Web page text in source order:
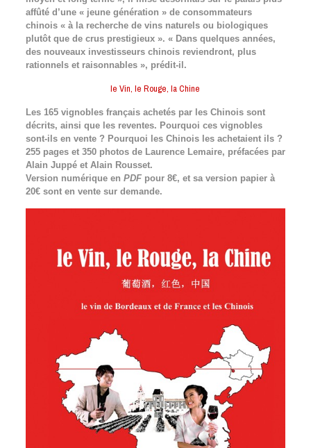
affûté d’une « jeune génération » de consommateurs
chinois « à la recherche de vins naturels ou biologiques
plutôt que de crus prestigieux ». « Dans quelques années,
des nouveaux investisseurs chinois reviendront, plus
rationnels et raisonnables », prédit-il.
le Vin, le Rouge, la Chine
Les 165 vignobles français achetés par les Chinois sont
décrits, ainsi que les reventes. Pourquoi ces vignobles
sont-ils en vente ? Pourquoi les Chinois les achetaient ils ?
255 pages et 350 photos de Laurence Lemaire, préfacées par
Alain Juppé et Alain Rousset.
Version numérique en PDFpour 8€, et sa version papier à
20€ sont en vente sur demande.